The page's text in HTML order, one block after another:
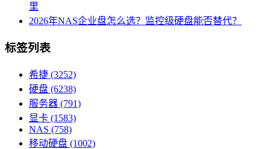
里
2026年NAS企业盘怎么选？监控级硬盘能否替代？
标签列表
希捷 (3252)
硬盘 (6238)
服务器 (791)
显卡 (1583)
NAS (758)
移动硬盘 (1002)